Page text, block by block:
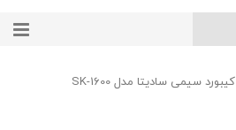
کیبورد سیمی سادیتا مدل SK-1600